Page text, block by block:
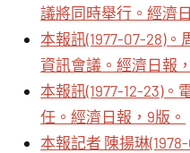
議將同時舉行。經濟
本報訊(1977-07-28)
資訊會議。經濟日報
本報訊(1977-12-23)
任。經濟日報，9版。
本報記者 陳揚琳